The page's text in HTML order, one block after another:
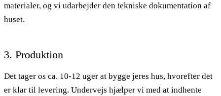
materialer, og vi udarbejder den tekniske dokumentation af
huset.
3. Produktion
Det tager os ca. 10-12 uger at bygge jeres hus, hvorefter det
er klar til levering. Undervejs hjælper vi med at indhente